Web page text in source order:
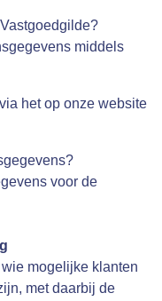
middels
het op onze website
voor de
mogelijke klanten
met daarbij de